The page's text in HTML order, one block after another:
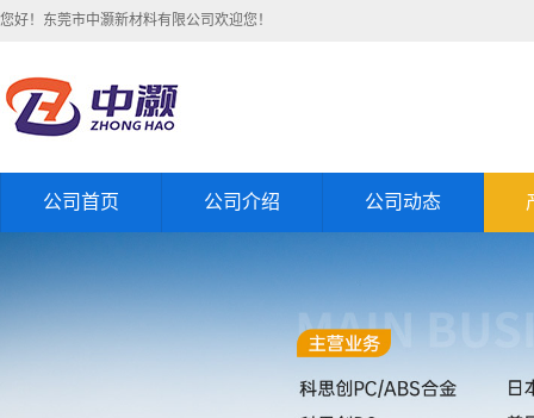
您好！东莞市中灏新材料有限公司欢迎您！
公司首页 公司介绍 公司动态